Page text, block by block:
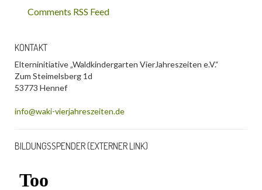
Comments RSS Feed
KONTAKT
Elterninitiative „Waldkindergarten VierJahreszeiten e.V.“
Zum Steimelsberg 1d
53773 Hennef
info@waki-vierjahreszeiten.de
BILDUNGSSPENDER (EXTERNER LINK)